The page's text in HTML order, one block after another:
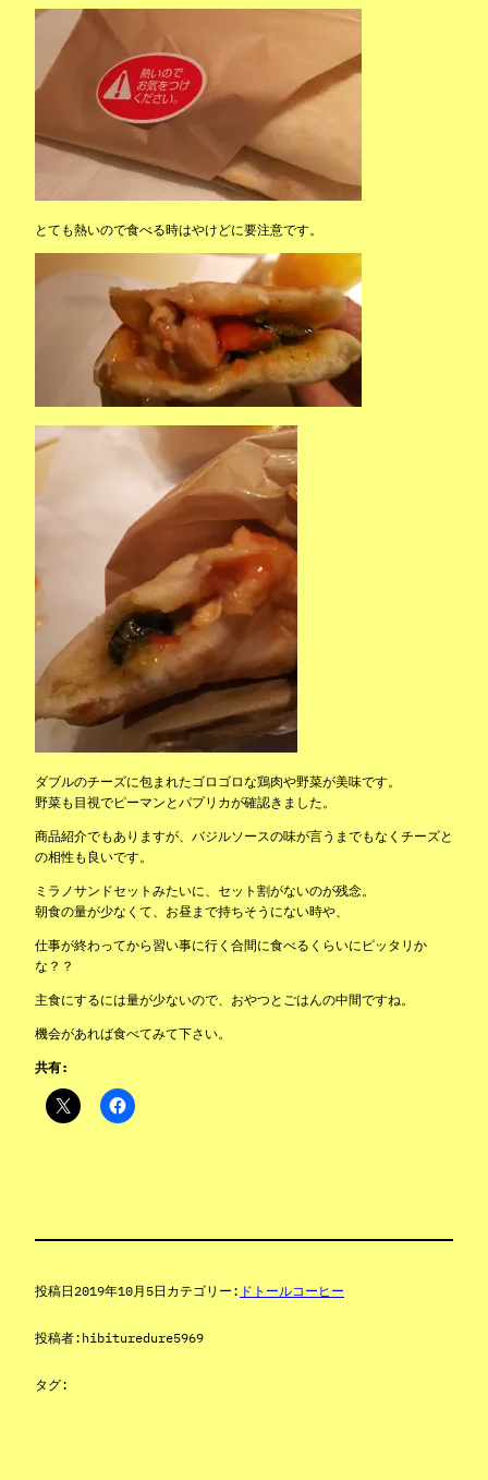
とても熱いので食べる時はやけどに要注意です。
ダブルのチーズに包まれたゴロゴロな鶏肉や野菜が美味です。
野菜も目視でピーマンとパプリカが確認きました。
商品紹介でもありますが、バジルソースの味が言うまでもなくチーズと
の相性も良いです。
ミラノサンドセットみたいに、セット割がないのが残念。
朝食の量が少なくて、お昼まで持ちそうにない時や、
仕事が終わってから習い事に行く合間に食べるくらいにピッタリか
な？？
主食にするには量が少ないので、おやつとごはんの中間ですね。
機会があれば食べてみて下さい。
共有:
投稿日2019年10月5日 カテゴリー: ドトールコーヒー
投稿者: hibituredure5969
タグ: